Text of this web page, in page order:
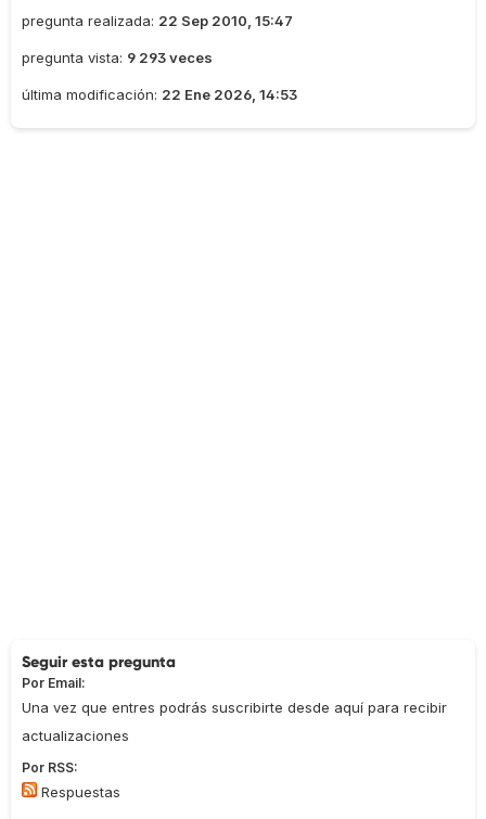
pregunta realizada: 22 Sep 2010, 15:47
pregunta vista: 9 293 veces
última modificación: 22 Ene 2026, 14:53
Seguir esta pregunta
Por Email:
Una vez que entres podrás suscribirte desde aquí para recibir
actualizaciones
Por RSS:
Respuestas